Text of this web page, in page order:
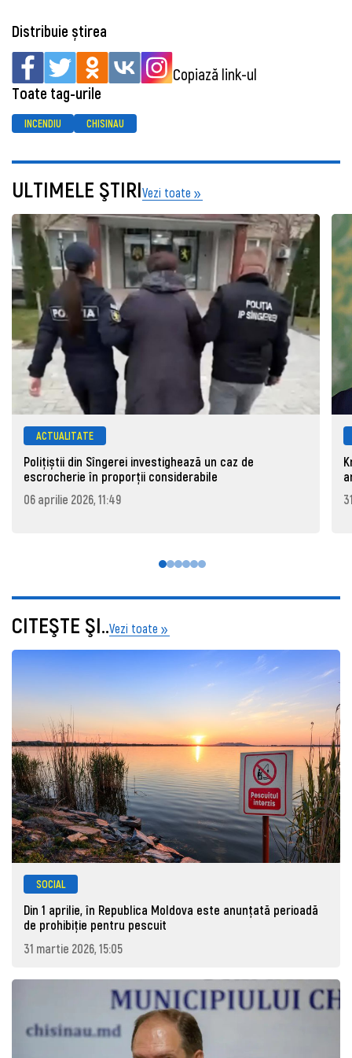
Distribuie știrea
Copiază link-ul
Toate tag-urile
INCENDIU CHISINAU
ULTIMELE ŞTIRIVezi toate
ACTUALITATE
Polițiștii din Sîngerei investighează un caz de
escrocherie în proporții considerabile
06 aprilie 2026, 11:49
CITEŞTE ŞI..Vezi toate
SOCIAL
Din 1 aprilie, în Republica Moldova este anunţată perioadă
de prohibiţie pentru pescuit
31 martie 2026, 15:05